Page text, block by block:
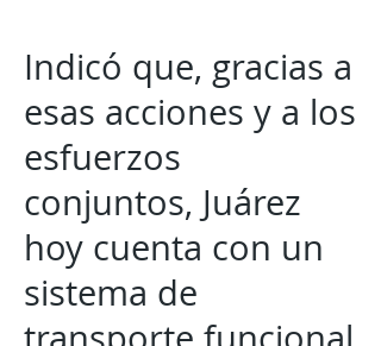
Indicó que, gracias a
esas acciones y a los
esfuerzos
conjuntos, Juárez
hoy cuenta con un
sistema de